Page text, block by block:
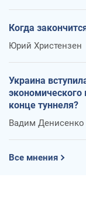
Когда
Юрий Христензен
Украина
экономического
конце туннеля?
Вадим Денисенко
Все мнения